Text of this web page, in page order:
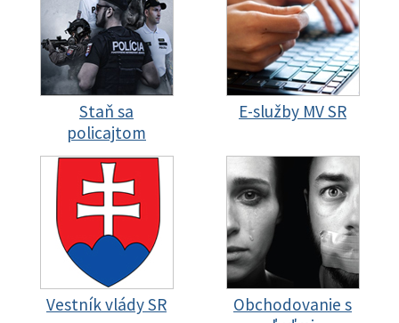
Staň sa
policajtom
E-služby MV SR
Vestník vlády SR
Obchodovanie s